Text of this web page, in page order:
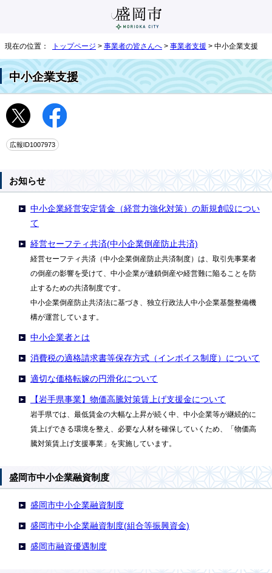
現在の位置： トップページ > 事業者の皆さんへ > 事業者支援 > 中小企業支援
中小企業支援
広報ID1007973
お知らせ
中小企業経営安定賃金（経営力強化対策）の新規創設につい
て
経営セーフティ共済(中小企業倒産防止共済)
経営セーフティ共済（中小企業倒産防止共済制度）は、取引先事業者
の倒産の影響を受けて、中小企業が連鎖倒産や経営難に陥ることを防
止するための共済制度です。
中小企業倒産防止共済法に基づき、独立行政法人中小企業基盤整備機
構が運営しています。
中小企業者とは
消費税の適格請求書等保存方式（インボイス制度）について
適切な価格転嫁の円滑化について
【岩手県事業】物価高騰対策賃上げ支援金について
岩手県では、最低賃金の大幅な上昇が続く中、中小企業等が継続的に
賃上げできる環境を整え、必要な人材を確保していくため、「物価高
騰対策賃上げ支援事業」を実施しています。
盛岡市中小企業融資制度
盛岡市中小企業融資制度
盛岡市中小企業融資制度(組合等振興資金)
盛岡市融資優遇制度